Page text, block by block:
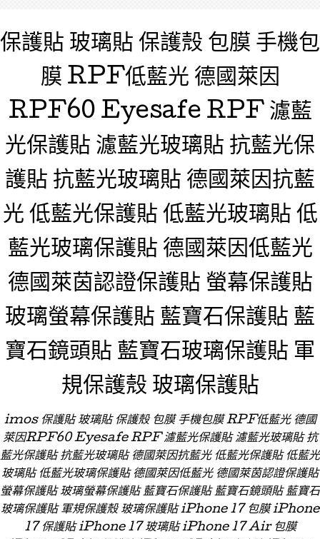
保護貼 玻璃貼 保護殼 包膜 手機包
膜 RPF低藍光 德國萊因
RPF60 Eyesafe RPF 濾藍
光保護貼 濾藍光玻璃貼 抗藍光保
護貼 抗藍光玻璃貼 德國萊因抗藍
光 低藍光保護貼 低藍光玻璃貼 低
藍光玻璃保護貼 德國萊因低藍光
德國萊茵認證保護貼 螢幕保護貼
玻璃螢幕保護貼 藍寶石保護貼 藍
寶石鏡頭貼 藍寶石玻璃保護貼 軍
規保護殼 玻璃保護貼
imos 保護貼 玻璃貼 保護殼 包膜 手機包膜 RPF低藍光 德國
萊因RPF60 Eyesafe RPF 濾藍光保護貼 濾藍光玻璃貼 抗
藍光保護貼 抗藍光玻璃貼 德國萊因抗藍光 低藍光保護貼 低藍光
玻璃貼 低藍光玻璃保護貼 德國萊因低藍光 德國萊茵認證保護貼
螢幕保護貼 玻璃螢幕保護貼 藍寶石保護貼 藍寶石鏡頭貼 藍寶石
玻璃保護貼 軍規保護殼 玻璃保護貼 iPhone 17 包膜 iPhone
17 保護貼 iPhone 17 玻璃貼 iPhone 17 Air 包膜